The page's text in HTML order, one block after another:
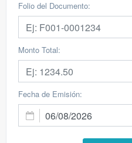
Folio del Documento:
Monto Total:
Fecha de Emisión: